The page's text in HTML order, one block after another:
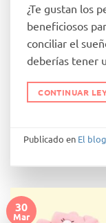
¿Te gustan los
beneficiosos
conciliar el
deberías tener
CONTINUAR
Publicado en El
30
Mar